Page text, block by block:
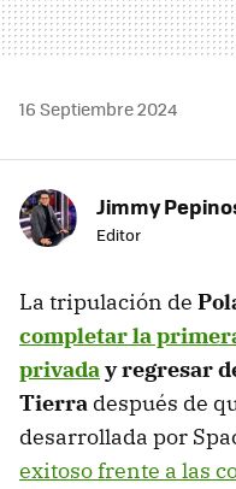
16 Septiembre 2024
Jimmy
Editor
La tripulación de
completar la
privaday regresar
Tierra después de
desarrollada por
exitoso frente a las